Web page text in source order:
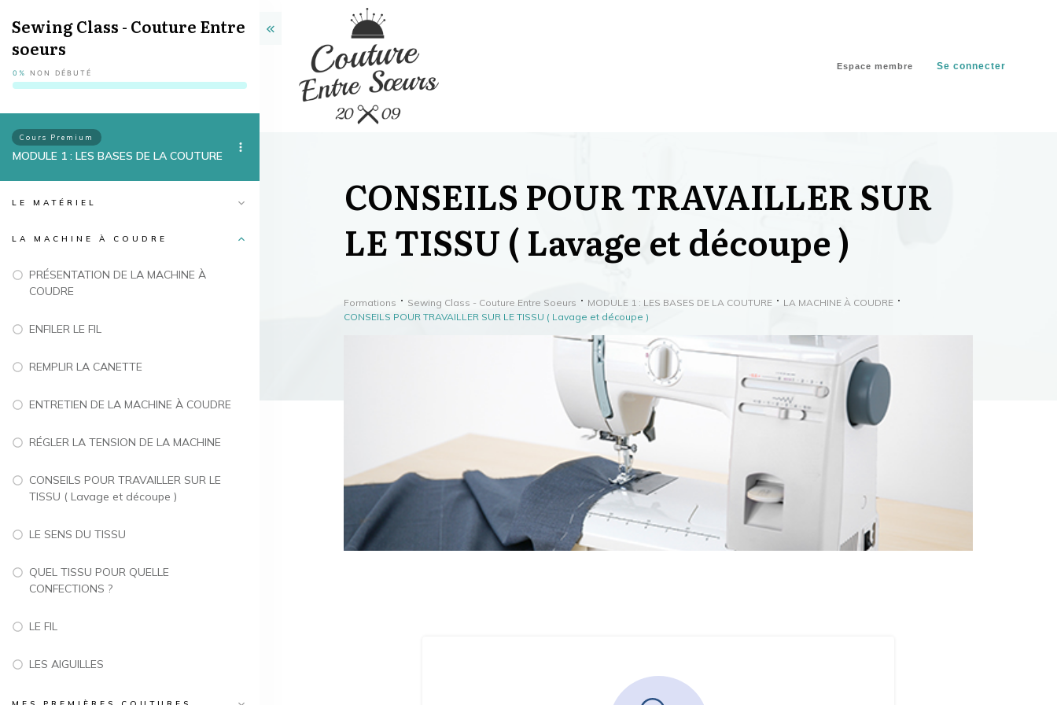
Espace membre Se connecter
CONSEILS POUR TRAVAILLER SUR
LE TISSU ( Lavage et découpe )
Formations Sewing Class - Couture Entre Soeurs MODULE 1 : LES BASES DE LA COUTURE
LA MACHINE À COUDRE
CONSEILS POUR TRAVAILLER SUR LE TISSU ( Lavage et découpe )
Sewing Class - Couture Entre
soeurs
0% NON DÉBUTÉ
Cours Premium
MODULE 1 : LES BASES DE LA COUTURE
LE MATÉRIEL
LA MACHINE À COUDRE
PRÉSENTATION DE LA MACHINE À
COUDRE
ENFILER LE FIL
REMPLIR LA CANETTE
ENTRETIEN DE LA MACHINE À COUDRE
RÉGLER LA TENSION DE LA MACHINE
CONSEILS POUR TRAVAILLER SUR LE
TISSU ( Lavage et découpe )
LE SENS DU TISSU
QUEL TISSU POUR QUELLE
CONFECTIONS ?
LE FIL
LES AIGUILLES